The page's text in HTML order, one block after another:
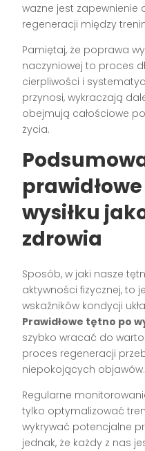
ważne jest
regeneracji między
Pamiętaj, że poprawa
naczyniowej to proces
cierpliwości i
przynosi, wykraczają
obejmują całościowe
życia.
wysiłku
zdrowia
Sposób, w jaki nasze
aktywności fizycznej, to
wskaźników kondycji
Prawidłowe tętno po
szybko wracać do
proces regeneracji
niepokojących objawów.
Regularne
tylko optymalizować
wykrywać potencjalne
jednak, że każdy z nas